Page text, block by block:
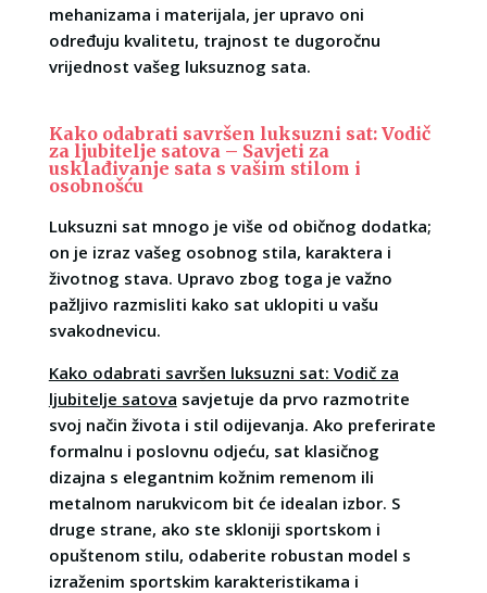
mehanizama i materijala, jer upravo oni
određuju kvalitetu, trajnost te dugoročnu
vrijednost vašeg luksuznog sata.
Kako odabrati savršen luksuzni sat: Vodič
za ljubitelje satova – Savjeti za
usklađivanje sata s vašim stilom i
osobnošću
Luksuzni sat mnogo je više od običnog dodatka;
on je izraz vašeg osobnog stila, karaktera i
životnog stava. Upravo zbog toga je važno
pažljivo razmisliti kako sat uklopiti u vašu
svakodnevicu.
Kako odabrati savršen luksuzni sat: Vodič za
ljubitelje satova savjetuje da prvo razmotrite
svoj način života i stil odijevanja. Ako preferirate
formalnu i poslovnu odjeću, sat klasičnog
dizajna s elegantnim kožnim remenom ili
metalnom narukvicom bit će idealan izbor. S
druge strane, ako ste skloniji sportskom i
opuštenom stilu, odaberite robustan model s
izraženim sportskim karakteristikama i